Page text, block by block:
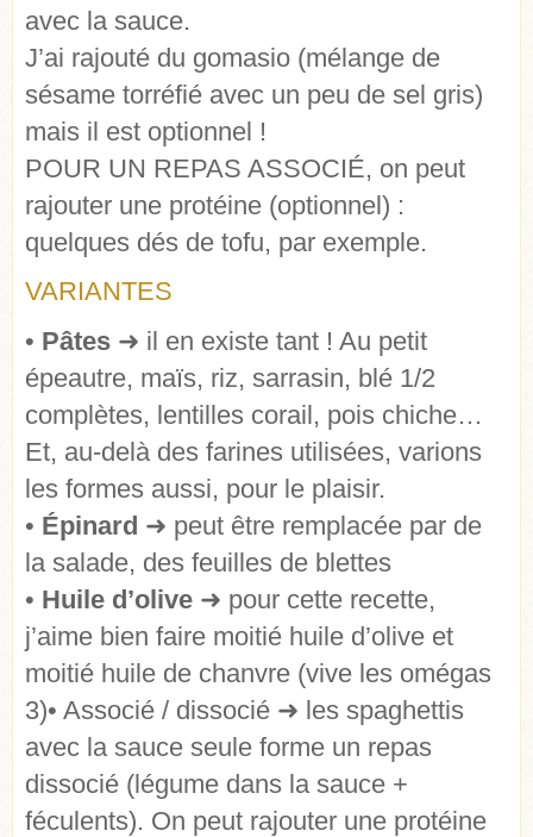
avec la sauce.
J’ai rajouté du gomasio (mélange de
sésame torréfié avec un peu de sel gris)
mais il est optionnel !
POUR UN REPAS ASSOCIÉ, on peut
rajouter une protéine (optionnel) :
quelques dés de tofu, par exemple.
VARIANTES
• Pâtes ➜ il en existe tant ! Au petit
épeautre, maïs, riz, sarrasin, blé 1/2
complètes, lentilles corail, pois chiche…
Et, au-delà des farines utilisées, varions
les formes aussi, pour le plaisir.
• Épinard ➜ peut être remplacée par de
la salade, des feuilles de blettes
• Huile d’olive ➜ pour cette recette,
j’aime bien faire moitié huile d’olive et
moitié huile de chanvre (vive les omégas
3) • Associé / dissocié ➜ les spaghettis
avec la sauce seule forme un repas
dissocié (légume dans la sauce +
féculents). On peut rajouter une protéine